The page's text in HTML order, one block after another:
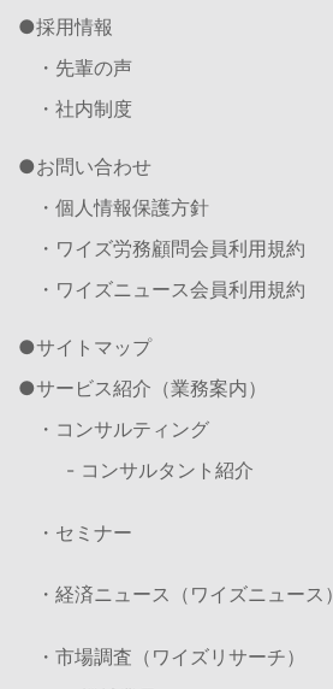
採用情報
・先輩の声
・社内制度
お問い合わせ
・個人情報保護方針
・ワイズ労務顧問会員利用規約
・ワイズニュース会員利用規約
サイトマップ
サービス紹介（業務案内）
・コンサルティング
- コンサルタント紹介
・セミナー
・経済ニュース（ワイズニュース）
・市場調査（ワイズリサーチ）